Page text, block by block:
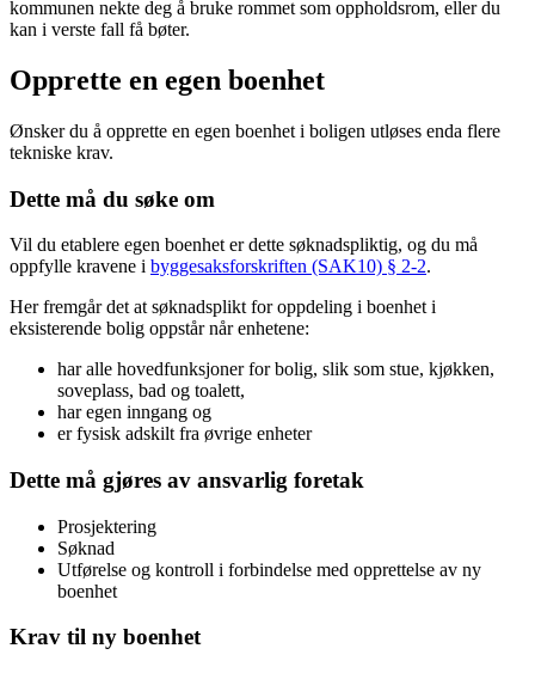
kommunen nekte deg å bruke rommet som oppholdsrom, eller du
kan i verste fall få bøter.
Opprette en egen boenhet
Ønsker du å opprette en egen boenhet i boligen utløses enda flere
tekniske krav.
Dette må du søke om
Vil du etablere egen boenhet er dette søknadspliktig, og du må
oppfylle kravene i byggesaksforskriften (SAK10) § 2-2.
Her fremgår det at søknadsplikt for oppdeling i boenhet i
eksisterende bolig oppstår når enhetene:
har alle hovedfunksjoner for bolig, slik som stue, kjøkken,
soveplass, bad og toalett,
har egen inngang og
er fysisk adskilt fra øvrige enheter
Dette må gjøres av ansvarlig foretak
Prosjektering
Søknad
Utførelse og kontroll i forbindelse med opprettelse av ny
boenhet
Krav til ny boenhet